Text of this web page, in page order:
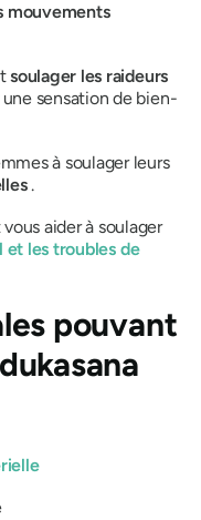
mouvements
soulager les raideurs
sensation de bien-
à soulager leurs
.
aider à soulager
et les troubles de
pouvant